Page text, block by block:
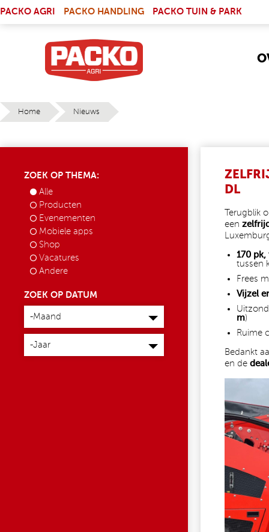
PACKO AGRI
PACKO HANDLING PACKO TUIN & PARK
Home Nieuws
ZOEK OP THEMA:
Alle
Producten
Evenementen
Mobiele apps
Shop
Vacatures
Andere
ZOEK OP DATUM
Maand
-Maand
Jaar
-Jaar
DL
Terugblik
een
170 pk,
tussen
Frees
Vijzel
m)
Ruime
Bedankt
en de